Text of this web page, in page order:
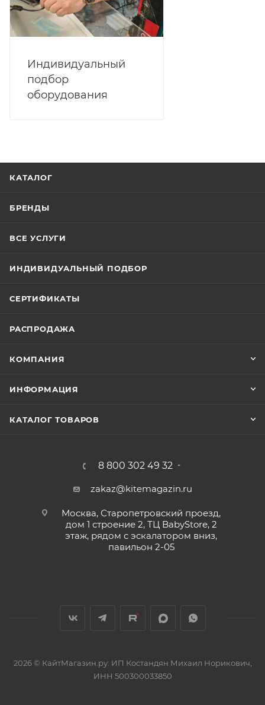
Индивидуальный
подбор
оборудования
КАТАЛОГ
БРЕНДЫ
ВСЕ УСЛУГИ
ИНДИВИДУАЛЬНЫЙ ПОДБОР
СЕРТИФИКАТЫ
РАСПРОДАЖА
КОМПАНИЯ
ИНФОРМАЦИЯ
КАТАЛОГ ТОВАРОВ
8 800 302 49 32
zakaz@kitemagazin.ru
Москва, Старопетровский проезд,
дом 1 строение 2, ТЦ BabyStore, 2
этаж, рядом с эскалатором вниз,
павильон 2-05
2026 © КайтМагазин.ру: ИП Костандян Михаил Норикович,
ИНН 500300033850